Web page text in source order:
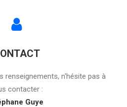
renseignements, n'hésite pas à
contacter :
Guye